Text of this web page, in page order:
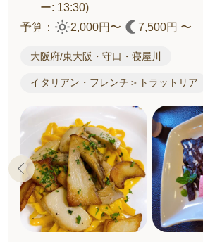
ー: 13:30)
予算：
2,000円〜 7,500円 〜
大阪府/東大阪・守口・寝屋川
イタリアン・フレンチ＞トラットリア